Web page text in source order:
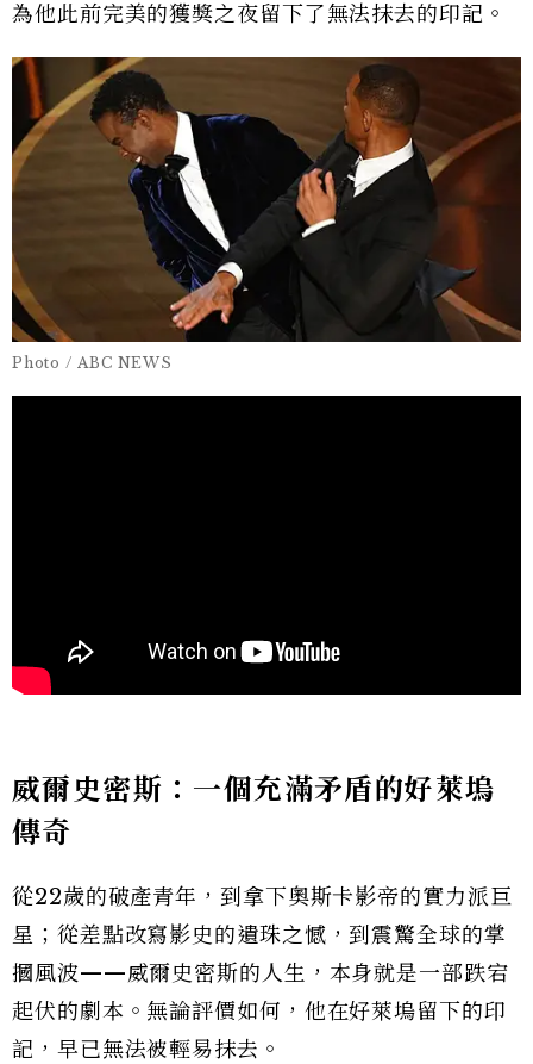
為他此前完美的獲獎之夜留下了無法抹去的印記。
Photo / ABC NEWS
威爾史密斯：一個充滿矛盾的好萊塢
傳奇
從22歲的破產青年，到拿下奧斯卡影帝的實力派巨
星；從差點改寫影史的遺珠之憾，到震驚全球的掌
摑風波——威爾史密斯的人生，本身就是一部跌宕
起伏的劇本。無論評價如何，他在好萊塢留下的印
記，早已無法被輕易抹去。